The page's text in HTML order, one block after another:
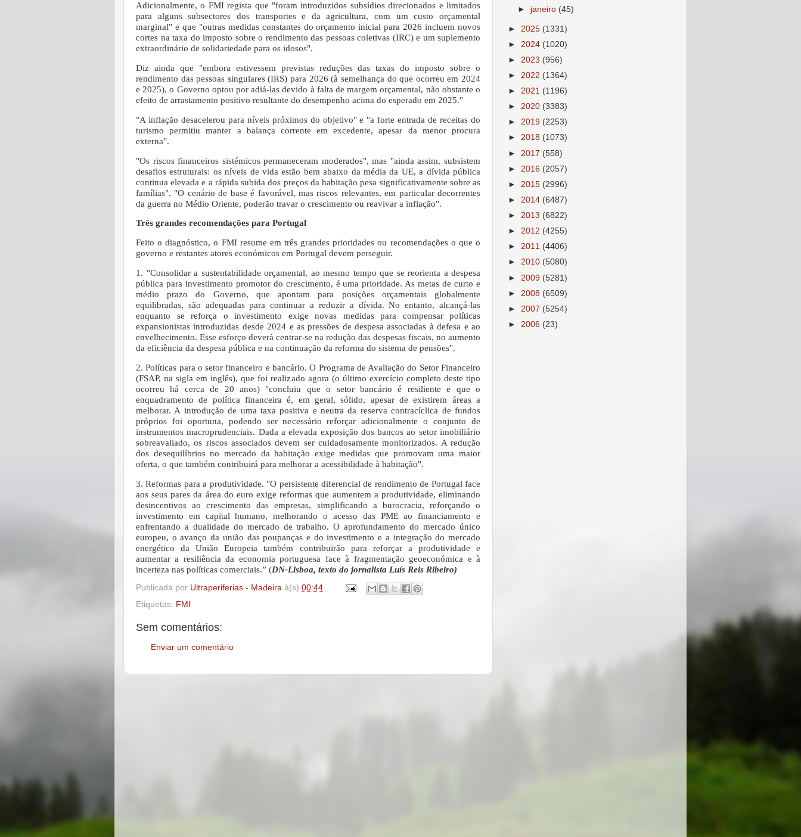
Adicionalmente, o FMI regista que "foram introduzidos subsídios direcionados e limitados
para alguns subsectores dos transportes e da agricultura, com um custo orçamental
marginal" e que "outras medidas constantes do orçamento inicial para 2026 incluem novos
cortes na taxa do imposto sobre o rendimento das pessoas coletivas (IRC) e um suplemento
extraordinário de solidariedade para os idosos".
Diz ainda que "embora estivessem previstas reduções das taxas do imposto sobre o
rendimento das pessoas singulares (IRS) para 2026 (à semelhança do que ocorreu em 2024
e 2025), o Governo optou por adiá-las devido à falta de margem orçamental, não obstante o
efeito de arrastamento positivo resultante do desempenho acima do esperado em 2025."
"A inflação desacelerou para níveis próximos do objetivo" e "a forte entrada de receitas do
turismo permitiu manter a balança corrente em excedente, apesar da menor procura
externa".
"Os riscos financeiros sistémicos permaneceram moderados", mas "ainda assim, subsistem
desafios estruturais: os níveis de vida estão bem abaixo da média da UE, a dívida pública
continua elevada e a rápida subida dos preços da habitação pesa significativamente sobre as
famílias". "O cenário de base é favorável, mas riscos relevantes, em particular decorrentes
da guerra no Médio Oriente, poderão travar o crescimento ou reavivar a inflação".
Três grandes recomendações para Portugal
Feito o diagnóstico, o FMI resume em três grandes prioridades ou recomendações o que o
governo e restantes atores económicos em Portugal devem perseguir.
1. "Consolidar a sustentabilidade orçamental, ao mesmo tempo que se reorienta a despesa
pública para investimento promotor do crescimento, é uma prioridade. As metas de curto e
médio prazo do Governo, que apontam para posições orçamentais globalmente
equilibradas, são adequadas para continuar a reduzir a dívida. No entanto, alcançá-las
enquanto se reforça o investimento exige novas medidas para compensar políticas
expansionistas introduzidas desde 2024 e as pressões de despesa associadas à defesa e ao
envelhecimento. Esse esforço deverá centrar-se na redução das despesas fiscais, no aumento
da eficiência da despesa pública e na continuação da reforma do sistema de pensões".
2. Políticas para o setor financeiro e bancário. O Programa de Avaliação do Setor Financeiro
(FSAP, na sigla em inglês), que foi realizado agora (o último exercício completo deste tipo
ocorreu há cerca de 20 anos) "concluiu que o setor bancário é resiliente e que o
enquadramento de política financeira é, em geral, sólido, apesar de existirem áreas a
melhorar. A introdução de uma taxa positiva e neutra da reserva contracíclica de fundos
próprios foi oportuna, podendo ser necessário reforçar adicionalmente o conjunto de
instrumentos macroprudenciais. Dada a elevada exposição dos bancos ao setor imobiliário
sobreavaliado, os riscos associados devem ser cuidadosamente monitorizados. A redução
dos desequilíbrios no mercado da habitação exige medidas que promovam uma maior
oferta, o que também contribuirá para melhorar a acessibilidade à habitação".
3. Reformas para a produtividade. "O persistente diferencial de rendimento de Portugal face
aos seus pares da área do euro exige reformas que aumentem a produtividade, eliminando
desincentivos ao crescimento das empresas, simplificando a burocracia, reforçando o
investimento em capital humano, melhorando o acesso das PME ao financiamento e
enfrentando a dualidade do mercado de trabalho. O aprofundamento do mercado único
europeu, o avanço da união das poupanças e do investimento e a integração do mercado
energético da União Europeia também contribuirão para reforçar a produtividade e
aumentar a resiliência da economia portuguesa face à fragmentação geoeconómica e à
incerteza nas políticas comerciais.” (DN-Lisboa, texto do jornalista Luís Reis Ribeiro)
Publicada por Ultraperiferias - Madeira à(s) 00:44
Etiquetas: FMI
Sem comentários:
Enviar um comentário
► janeiro (45)
► 2025 (1331)
► 2024 (1020)
► 2023 (956)
► 2022 (1364)
► 2021 (1196)
► 2020 (3383)
► 2019 (2253)
► 2018 (1073)
► 2017 (558)
► 2016 (2057)
► 2015 (2996)
► 2014 (6487)
► 2013 (6822)
► 2012 (4255)
► 2011 (4406)
► 2010 (5080)
► 2009 (5281)
► 2008 (6509)
► 2007 (5254)
► 2006 (23)